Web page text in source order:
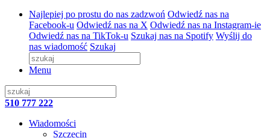
Najlepiej po prostu do nas zadzwoń Odwiedź nas na
Facebook-u Odwiedź nas na X Odwiedź nas na Instagram-ie
Odwiedź nas na TikTok-u Szukaj nas na Spotify Wyślij do
nas wiadomość Szukaj
Menu
510 777 222
Wiadomości
Szczecin